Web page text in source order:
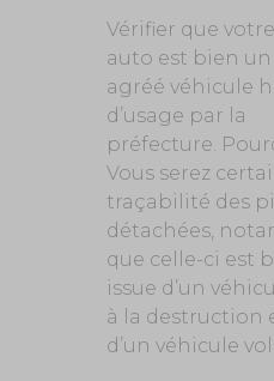
Vérifier que
auto est bien
agréé véhicule
d’usage par la
préfecture.
Vous serez
traçabilité des
détachées,
que celle-ci est
issue d’un
à la destruction
d’un véhicule